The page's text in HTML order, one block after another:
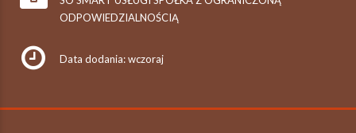
ODPOWIEDZIALNOŚCIĄ
Data dodania: wczoraj